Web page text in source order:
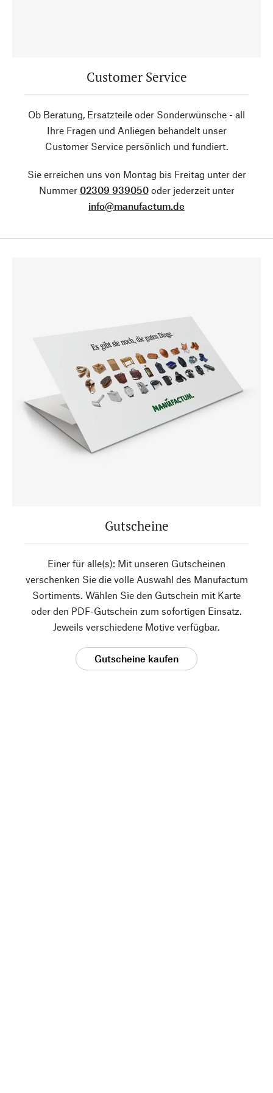
Customer Service
Ob Beratung, Ersatzteile oder Sonderwünsche - all
Ihre Fragen und Anliegen behandelt unser
Customer Service persönlich und fundiert.
Sie erreichen uns von Montag bis Freitag unter der
Nummer 02309 939050oder jederzeit unter
info@manufactum.de
Gutscheine
Einer für alle(s): Mit unseren Gutscheinen
verschenken Sie die volle Auswahl des Manufactum
Sortiments. Wählen Sie den Gutschein mit Karte
oder den PDF-Gutschein zum sofortigen Einsatz.
Jeweils verschiedene Motive verfügbar.
Gutscheine kaufen